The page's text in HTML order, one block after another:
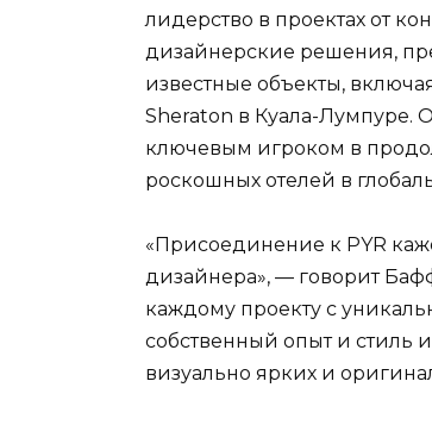
лидерство в проектах от
дизайнерские решения,
известные объекты,
Sheraton в Куала-Лумпуре.
ключевым игроком в
роскошных отелей в
«Присоединение к PYR
дизайнера», — говорит
каждому проекту с
собственный опыт и стиль
визуально ярких и